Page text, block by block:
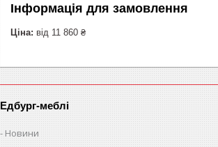
Інформація для замовлення
Ціна: від 11 860 ₴
Едбург-меблі
Новини